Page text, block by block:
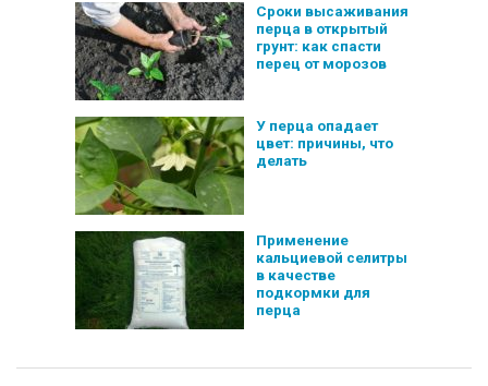
Сроки высаживания
перца в открытый
грунт: как спасти
перец от морозов
У перца опадает
цвет: причины, что
делать
Применение
кальциевой селитры
в качестве
подкормки для
перца